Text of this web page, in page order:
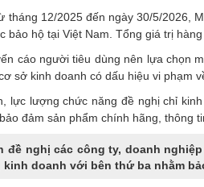
tháng 12/2025 đến ngày 30/5/2026,
bảo hộ tại Việt Nam. Tổng giá trị
cáo người tiêu dùng nên lựa
sở kinh doanh có dấu hiệu vi phạm
lực lượng chức năng đề nghị chỉ
đảm sản phẩm chính hãng, thông
đề nghị các công ty, doanh
doanh với bên thứ ba nhằm